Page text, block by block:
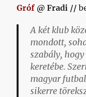
Gróf @ Fradi //
A két klub
mondott,
szabály,
keretébe.
magyar
sikerre